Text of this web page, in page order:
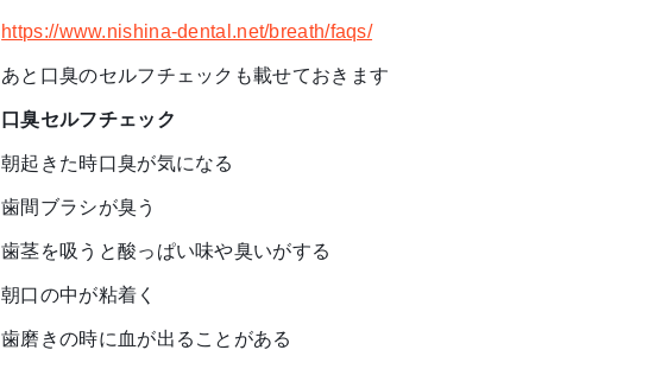
https://www.nishina-dental.net/breath/faqs/
あと口臭のセルフチェックも載せておきます
口臭セルフチェック
朝起きた時口臭が気になる
歯間ブラシが臭う
歯茎を吸うと酸っぱい味や臭いがする
朝口の中が粘着く
歯磨きの時に血が出ることがある